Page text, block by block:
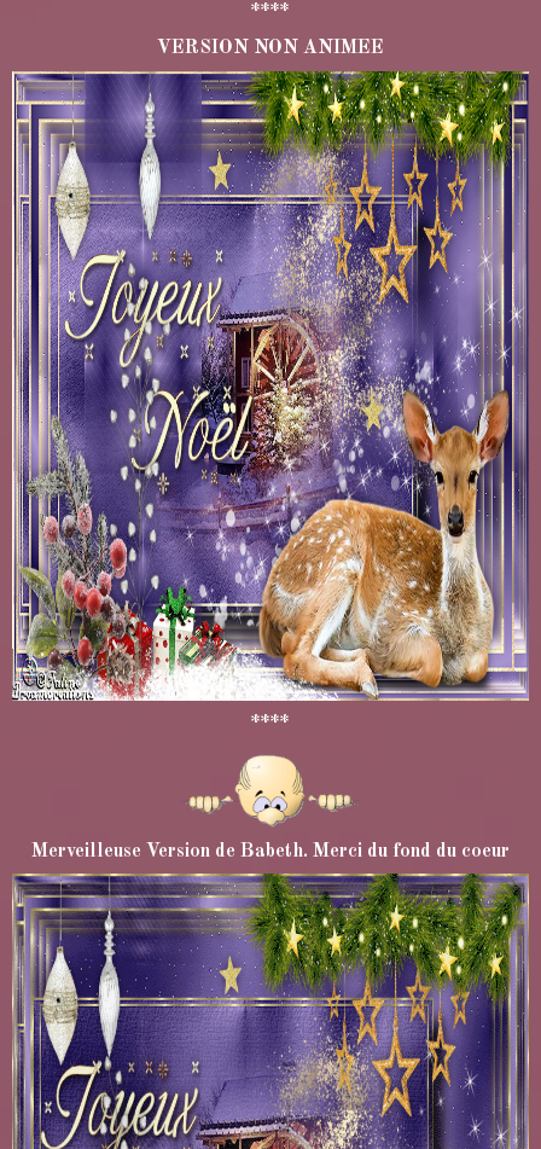
****
VERSION NON ANIMEE
****
Merveilleuse Version de Babeth. Merci du fond du coeur